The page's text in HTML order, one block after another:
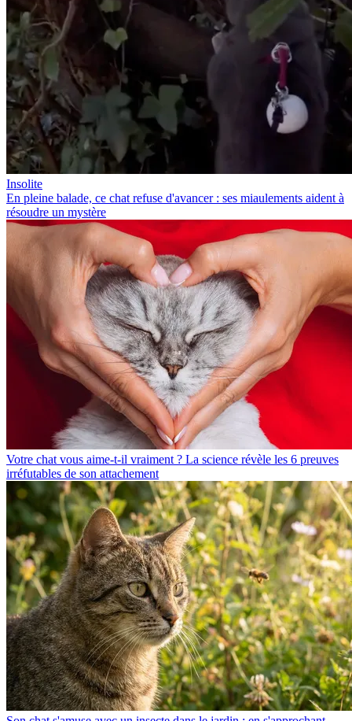
Insolite
En pleine balade, ce chat refuse d'avancer : ses miaulements aident à
résoudre un mystère
Votre chat vous aime-t-il vraiment ? La science révèle les 6 preuves
irréfutables de son attachement